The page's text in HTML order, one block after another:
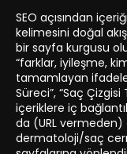
SEO açısından
kelimesini doğal
bir sayfa kurgusu
“farklar, iyileşme,
tamamlayan
Süreci”, “Saç Çizgisi
içeriklere iç
da (URL
dermatoloji/saç